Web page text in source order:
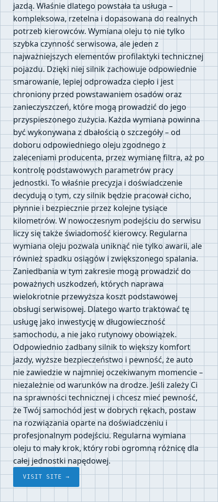
jazdą. Właśnie dlatego powstała ta usługa –
kompleksowa, rzetelna i dopasowana do realnych
potrzeb kierowców. Wymiana oleju to nie tylko
szybka czynność serwisowa, ale jeden z
najważniejszych elementów profilaktyki technicznej
pojazdu. Dzięki niej silnik zachowuje odpowiednie
smarowanie, lepiej odprowadza ciepło i jest
chroniony przed powstawaniem osadów oraz
zanieczyszczeń, które mogą prowadzić do jego
przyspieszonego zużycia. Każda wymiana powinna
być wykonywana z dbałością o szczegóły – od
doboru odpowiedniego oleju zgodnego z
zaleceniami producenta, przez wymianę filtra, aż po
kontrolę podstawowych parametrów pracy
jednostki. To właśnie precyzja i doświadczenie
decydują o tym, czy silnik będzie pracował cicho,
płynnie i bezpiecznie przez kolejne tysiące
kilometrów. W nowoczesnym podejściu do serwisu
liczy się także świadomość kierowcy. Regularna
wymiana oleju pozwala uniknąć nie tylko awarii, ale
również spadku osiągów i zwiększonego spalania.
Zaniedbania w tym zakresie mogą prowadzić do
poważnych uszkodzeń, których naprawa
wielokrotnie przewyższa koszt podstawowej
obsługi serwisowej. Dlatego warto traktować tę
usługę jako inwestycję w długowieczność
samochodu, a nie jako rutynowy obowiązek.
Odpowiednio zadbany silnik to większy komfort
jazdy, wyższe bezpieczeństwo i pewność, że auto
nie zawiedzie w najmniej oczekiwanym momencie –
niezależnie od warunków na drodze. Jeśli zależy Ci
na sprawności technicznej i chcesz mieć pewność,
że Twój samochód jest w dobrych rękach, postaw
na rozwiązania oparte na doświadczeniu i
profesjonalnym podejściu. Regularna wymiana
oleju to mały krok, który robi ogromną różnicę dla
całej jednostki napędowej.
VISIT SITE →